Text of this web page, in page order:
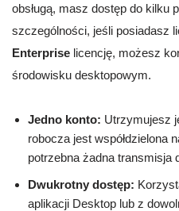
obsługą, masz dostęp do kilku
szczególności, jeśli posiadasz
Enterprise licencję, możesz
środowisku desktopowym.
Jedno konto: Utrzymujesz
robocza jest współdzielona
potrzebna żadna transmisja
Dwukrotny dostęp:
aplikacji Desktop lub z